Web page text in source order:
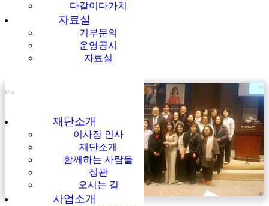
다같이다가치
자료실
기부문의
운영공시
자료실
재단소개
이사장 인사
재단소개
함께하는 사람들
정관
오시는 길
사업소개